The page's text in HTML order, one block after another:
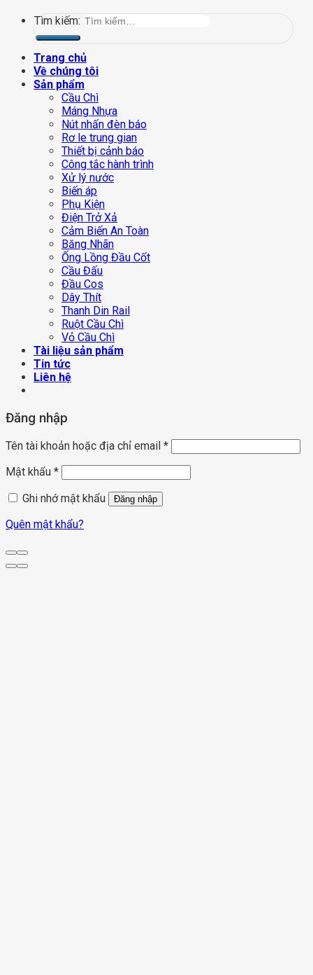
Tìm kiếm:
Trang chủ
Về chúng tôi
Sản phẩm
Cầu Chì
Máng Nhựa
Nút nhấn đèn báo
Rơ le trung gian
Thiết bị cảnh báo
Công tắc hành trình
Xử lý nước
Biến áp
Phụ Kiện
Điện Trở Xả
Cảm Biến An Toàn
Băng Nhãn
Ống Lồng Đầu Cốt
Cầu Đấu
Đầu Cos
Dây Thít
Thanh Din Rail
Ruột Cầu Chì
Vỏ Cầu Chì
Tài liệu sản phẩm
Tin tức
Liên hệ
Đăng nhập
Tên tài khoản hoặc địa chỉ email *
Mật khẩu *
Ghi nhớ mật khẩu
Đăng nhập
Quên mật khẩu?